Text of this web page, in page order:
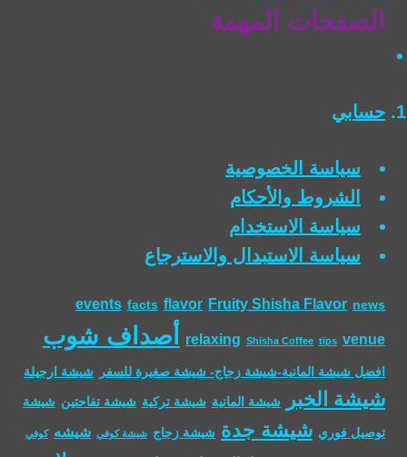
الصفحات المهمة
حسابي
سياسة الخصوصية
الشروط والأحكام
سياسة الاستخدام
سياسة الاستبدال والاسترجاع
events facts flavor Fruity Shisha Flavor news
relaxing Shisha Coffee tips venue أصداف شوب
افضل شيشة المانية-شيشة زجاج- شيشة صغيرة للسفر شيشة ارجيلة
شيشة الخبر شيشة المانية شيشة تركية شيشة تفاحتين شيشة
توصيل فوري شيشة جدة شيشة زجاج شيشة كوفي شيشه كوفي